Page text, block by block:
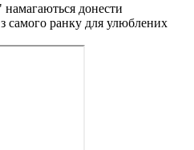
донести
самого ранку для улюблених